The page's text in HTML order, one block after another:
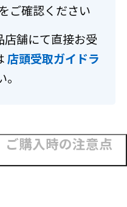
をご確認ください
舗にて直接お受
店頭受取ガイドラ
ご購入時の注意点